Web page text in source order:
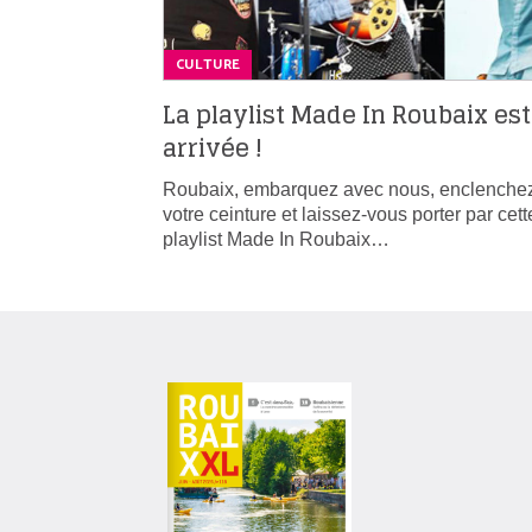
CULTURE
La playlist Made In Roubaix est
arrivée !
Roubaix, embarquez avec nous,
votre ceinture et laissez-vous porter par
playlist Made In Roubaix…